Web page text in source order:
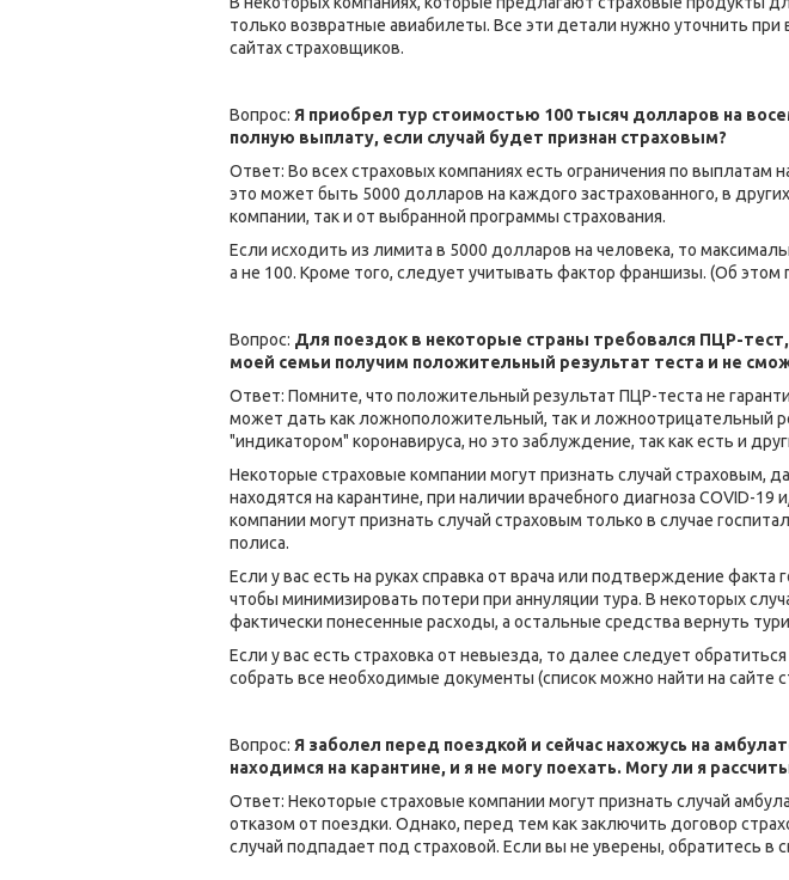
только возвратные авиабилеты. Все эти детали нужно уточнить
сайтах страховщиков.
Вопрос: Я приобрел тур стоимостью 100 тысяч долларов на
полную выплату, если случай будет признан страховым?
Ответ: Во всех страховых компаниях есть ограничения по
это может быть 5000 долларов на каждого застрахованного, в
компании, так и от выбранной программы страхования.
Если исходить из лимита в 5000 долларов на человека, то
а не 100. Кроме того, следует учитывать фактор франшизы. (Об этом
Вопрос: Для поездок в некоторые страны требовался ПЦР-
моей семьи получим положительный результат теста и не
Ответ: Помните, что положительный результат ПЦР-теста не
может дать как ложноположительный, так и ложноотрицательный
"индикатором" коронавируса, но это заблуждение, так как есть и
Некоторые страховые компании могут признать случай страховым,
находятся на карантине, при наличии врачебного диагноза COVID-
компании могут признать случай страховым только в случае
полиса.
Если у вас есть на руках справка от врача или подтверждение
чтобы минимизировать потери при аннуляции тура. В некоторых
фактически понесенные расходы, а остальные средства вернуть
Если у вас есть страховка от невыезда, то далее следует
собрать все необходимые документы (список можно найти на сайте
Вопрос: Я заболел перед поездкой и сейчас нахожусь на
находимся на карантине, и я не могу поехать. Могу ли я
Ответ: Некоторые страховые компании могут признать случай
отказом от поездки. Однако, перед тем как заключить договор
случай подпадает под страховой. Если вы не уверены, обратитесь в